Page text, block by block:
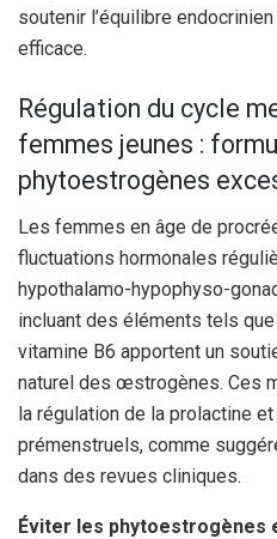
soutenir l’équilibre
efficace.
Régulation du cycle
femmes jeunes :
phytoestrogènes
Les femmes en âge de
fluctuations hormonales
hypothalamo-hypophyso-
incluant des éléments tels
vitamine B6 apportent un
naturel des œstrogènes. Ces
la régulation de la prolactine
prémenstruels, comme
dans des revues cliniques.
Éviter les phytoestrogènes